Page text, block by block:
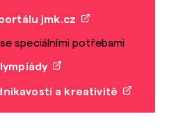
jmk.cz
speciálními potřebami
a kreativitě